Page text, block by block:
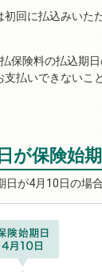
回に払込みいた
保険料の払込期
払いできないこ
が保険始
が4月10日の場合